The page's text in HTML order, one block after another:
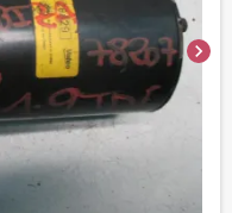
chevron_right